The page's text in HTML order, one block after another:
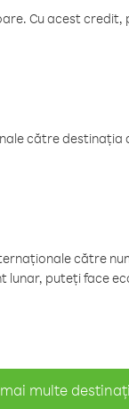
Cu acest
către destinația
către
lunar, puteți face
multe